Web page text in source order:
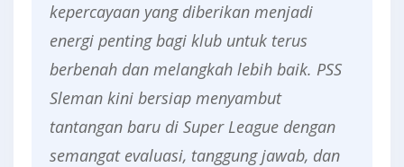
kepercayaan yang diberikan menjadi
energi penting bagi klub untuk terus
berbenah dan melangkah lebih baik. PSS
Sleman kini bersiap menyambut
tantangan baru di Super League dengan
semangat evaluasi, tanggung jawab, dan